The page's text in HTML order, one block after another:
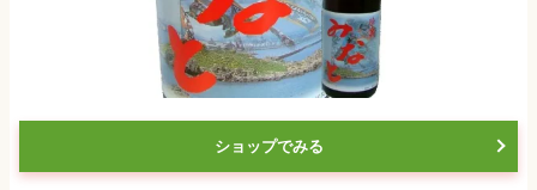
ショップでみる